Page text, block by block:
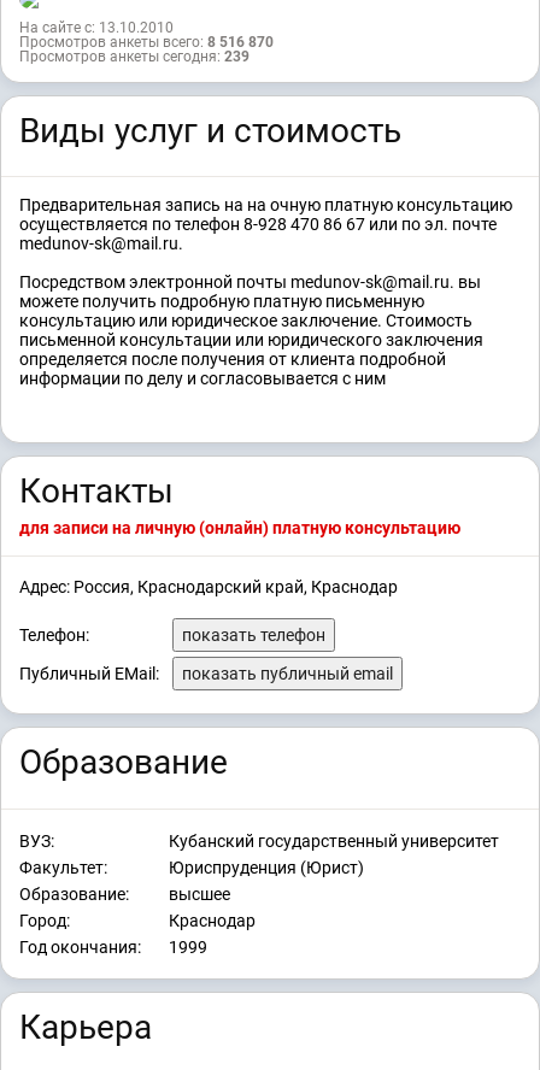
На сайте с: 13.10.2010
Просмотров анкеты всего: 8 516 870
Просмотров анкеты сегодня: 239
Виды услуг и стоимость
Предварительная запись на на очную платную консультацию
осуществляется по телефон 8-928 470 86 67 или по эл. почте
medunov-sk@mail.ru.
Посредством электронной почты medunov-sk@mail.ru. вы
можете получить подробную платную письменную
консультацию или юридическое заключение. Стоимость
письменной консультации или юридического заключения
определяется после получения от клиента подробной
информации по делу и согласовывается с ним
Контакты
для записи на личную (онлайн) платную консультацию
Адрес: Россия, Краснодарский край, Краснодар
Телефон:
показать телефон
Публичный EMail:
показать публичный email
Образование
ВУЗ:
Кубанский государственный университет
Факультет:
Юриспруденция (Юрист)
Образование:
высшее
Город:
Краснодар
Год окончания:
1999
Карьера